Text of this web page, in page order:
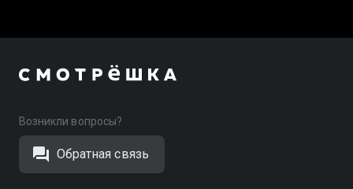
Возникли вопросы?
Обратная связь